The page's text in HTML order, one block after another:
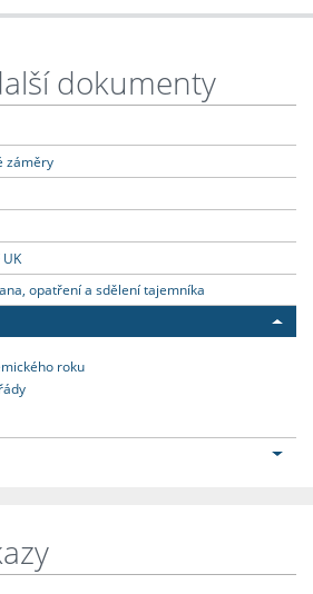
dokumenty
záměry
opatření a sdělení tajemníka
roku